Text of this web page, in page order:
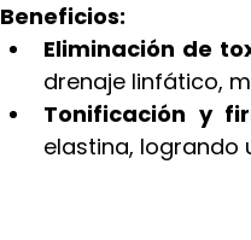
Beneficios:
Eliminación de
drenaje linfático,
Tonificación y
elastina, logrando